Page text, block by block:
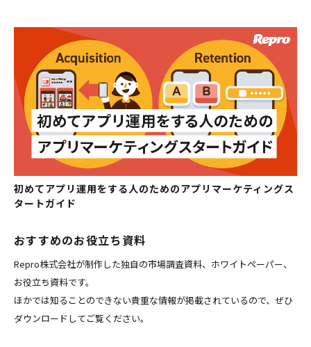
初めてアプリ運用をする人のためのアプリマーケティングス
タートガイド
おすすめのお役立ち資料
Repro株式会社が制作した独自の市場調査資料、ホワイトペーパー、
お役立ち資料です。
ほかでは知ることのできない貴重な情報が掲載されているので、ぜひ
ダウンロードしてご覧ください。